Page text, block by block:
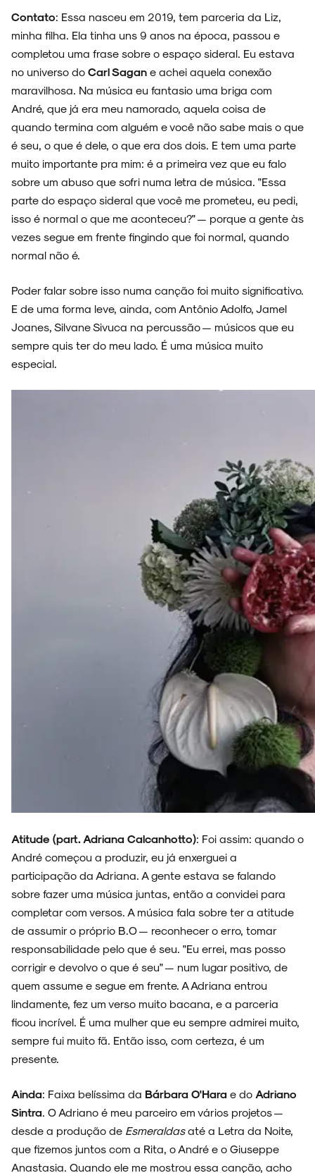
ARQUIVO
Contato: Essa nasceu em 2019, tem parceria da Liz,
minha filha. Ela tinha uns 9 anos na época, passou e
completou uma frase sobre o espaço sideral. Eu estava
no universo do Carl Sagan e achei aquela conexão
maravilhosa. Na música eu fantasio uma briga com
André, que já era meu namorado, aquela coisa de
quando termina com alguém e você não sabe mais o que
é seu, o que é dele, o que era dos dois. E tem uma parte
muito importante pra mim: é a primeira vez que eu falo
sobre um abuso que sofri numa letra de música. "Essa
parte do espaço sideral que você me prometeu, eu pedi,
isso é normal o que me aconteceu?" — porque a gente às
vezes segue em frente fingindo que foi normal, quando
normal não é.
Poder falar sobre isso numa canção foi muito significativo.
E de uma forma leve, ainda, com Antônio Adolfo, Jamel
Joanes, Silvane Sivuca na percussão — músicos que eu
sempre quis ter do meu lado. É uma música muito
especial.
Atitude (part. Adriana Calcanhotto): Foi assim: quando o
André começou a produzir, eu já enxerguei a
participação da Adriana. A gente estava se falando
sobre fazer uma música juntas, então a convidei para
completar com versos. A música fala sobre ter a atitude
de assumir o próprio B.O — reconhecer o erro, tomar
responsabilidade pelo que é seu. "Eu errei, mas posso
corrigir e devolvo o que é seu" — num lugar positivo, de
quem assume e segue em frente. A Adriana entrou
lindamente, fez um verso muito bacana, e a parceria
ficou incrível. É uma mulher que eu sempre admirei muito,
sempre fui muito fã. Então isso, com certeza, é um
presente.
Ainda: Faixa belíssima da Bárbara O'Hara e do Adriano
Sintra. O Adriano é meu parceiro em vários projetos —
desde a produção de Esmeraldasaté a Letra da Noite,
que fizemos juntos com a Rita, o André e o Giuseppe
Anastasia. Quando ele me mostrou essa canção, acho